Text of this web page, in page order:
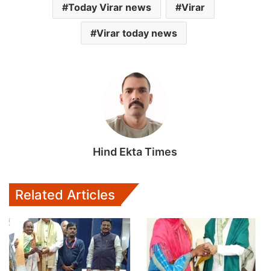
e
Today Virar news Virar
Virar today news
Hind Ekta Times
Related Articles